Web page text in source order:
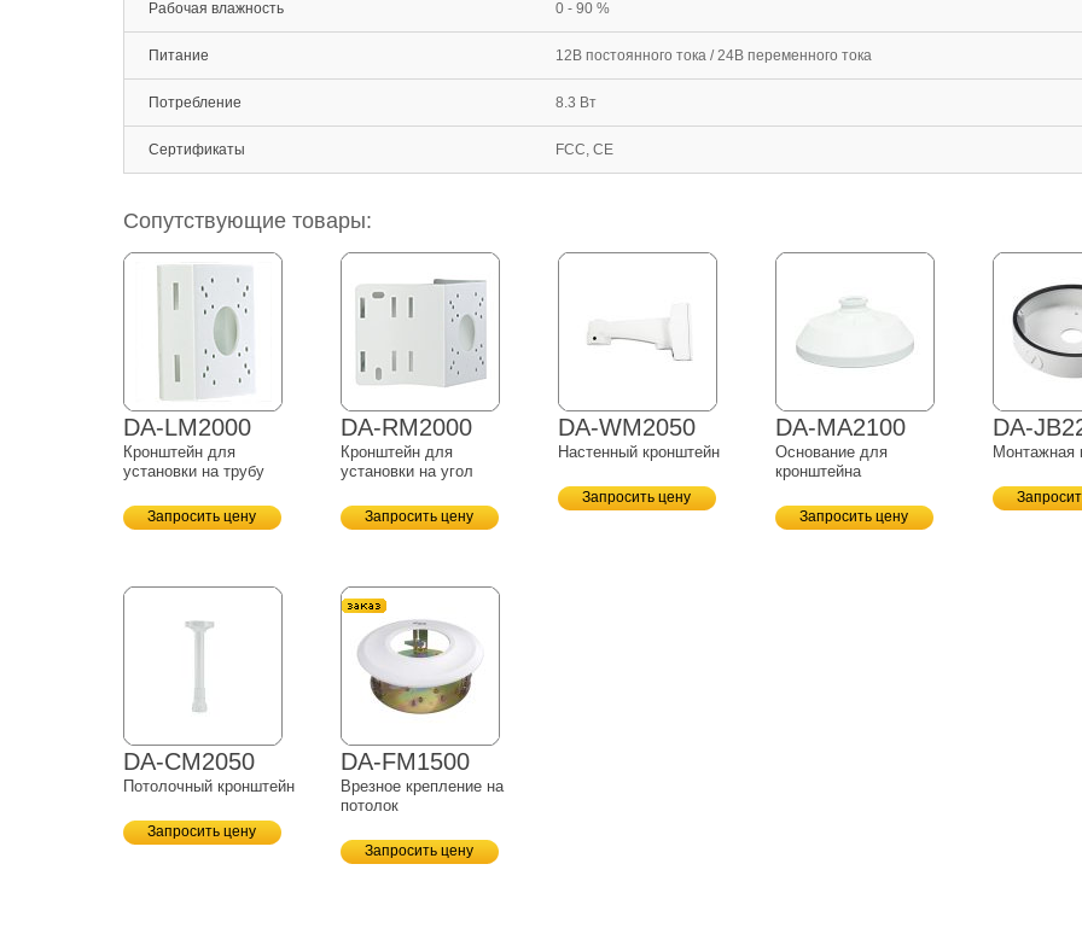
Рабочая влажность 0 - 90 %
Питание 12В постоянного тока / 24В переменного тока
Потребление 8.3 Вт
Сертификаты FCC, CE
Сопутствующие товары:
DA-LM2000
Кронштейн для
установки на трубу
Запросить цену
DA-RM2000
Кронштейн для
установки на угол
Запросить цену
DA-WM2050
Настенный кронштейн
Запросить цену
DA-MA2100
Основание для
кронштейна
Запросить цену
DA-
Монтажная
DA-CM2050
Потолочный кронштейн
Запросить цену
DA-FM1500
Врезное крепление на
потолок
Запросить цену